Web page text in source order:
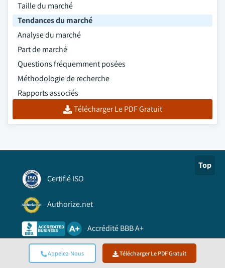
Appelez-Nous Télécharger Le PDF Gratuit
Taille du marché
Tendances du marché
Analyse du marché
Part de marché
Questions fréquemment posées
Méthodologie de recherche
Rapports associés
Télécharger Le PDF Gratuit
Top
Certifié ISO
Authorize.net
Accrédité BBB A+
Reconnu par Viking Cloud